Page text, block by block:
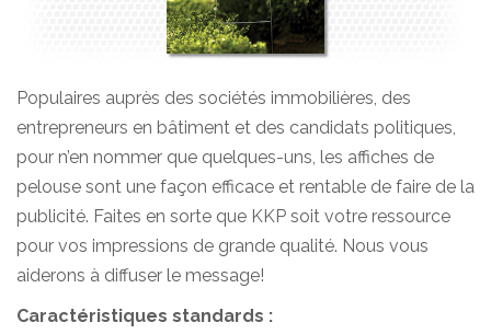
Populaires auprès des sociétés immobilières, des
entrepreneurs en bâtiment et des candidats politiques,
pour n’en nommer que quelques-uns, les affiches de
pelouse sont une façon efficace et rentable de faire de la
publicité. Faites en sorte que KKP soit votre ressource
pour vos impressions de grande qualité. Nous vous
aiderons à diffuser le message!
Caractéristiques standards :